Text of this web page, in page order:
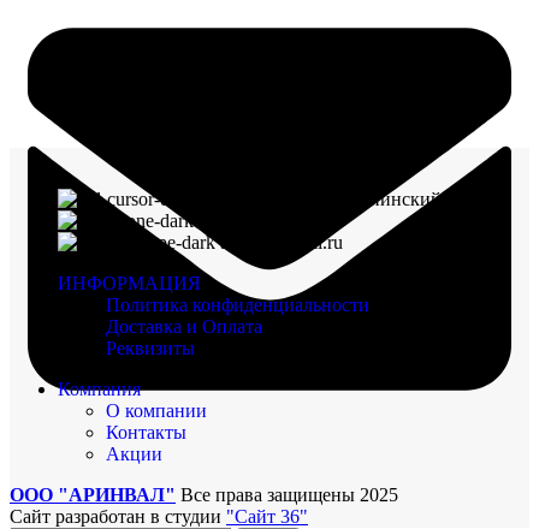
г. Воронеж, пр-кт Ленинский, д. 221
arinval@mail.ru
ИНФОРМАЦИЯ
Политика конфиденциальности
Доставка и Оплата
Реквизиты
Компания
О компании
Контакты
Акции
ООО "АРИНВАЛ" Все права защищены 2025
Сайт разработан в студии "Сайт 36"